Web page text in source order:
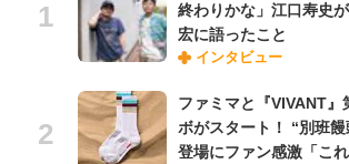
終わりかな」江口寿史
宏に語ったこと
インタビュー
ファミマと『VIVANT』
ボがスタート！ “別班
登場にファン感激「こ